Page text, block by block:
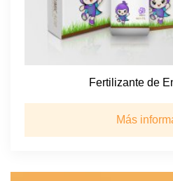
Fertilizante de
Más